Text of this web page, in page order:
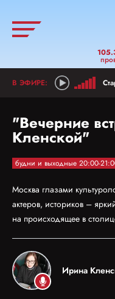
"Вечерние
Кленской"
будни и выходные 20:00-
Москва глазами
актеров, историков –
на происходящее в
Ирина